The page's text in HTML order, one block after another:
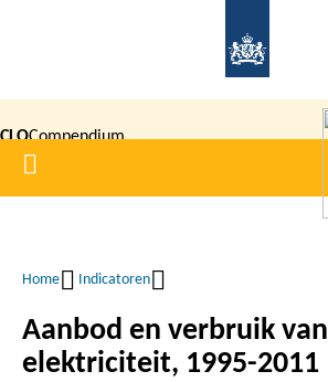
inhoud
gaan
CLOCompendium
voor de
Home
Kruimelpad
Home Indicatoren
Aanbod en verbruik van
elektriciteit, 1995-2011